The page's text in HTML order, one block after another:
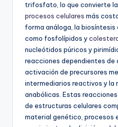
trifosfato, lo que convierte
procesos celulares más
forma análoga, la biosíntesis
como fosfolípidos y
nucleótidos púricos y
reacciones dependientes
activación de precursores
intermediarios reactivos y la
anabólicas. Estas
de estructuras celulares
material genético, procesos